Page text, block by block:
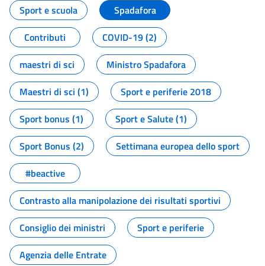
Sport e scuola
Spadafora
Contributi
COVID-19 (2)
maestri di sci
Ministro Spadafora
Maestri di sci (1)
Sport e periferie 2018
Sport bonus (1)
Sport e Salute (1)
Sport Bonus (2)
Settimana europea dello sport
#beactive
Contrasto alla manipolazione dei risultati sportivi
Consiglio dei ministri
Sport e periferie
Agenzia delle Entrate